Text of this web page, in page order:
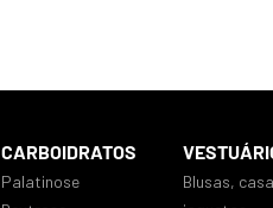
CARBOIDRATOS
Palatinose
Blusas,